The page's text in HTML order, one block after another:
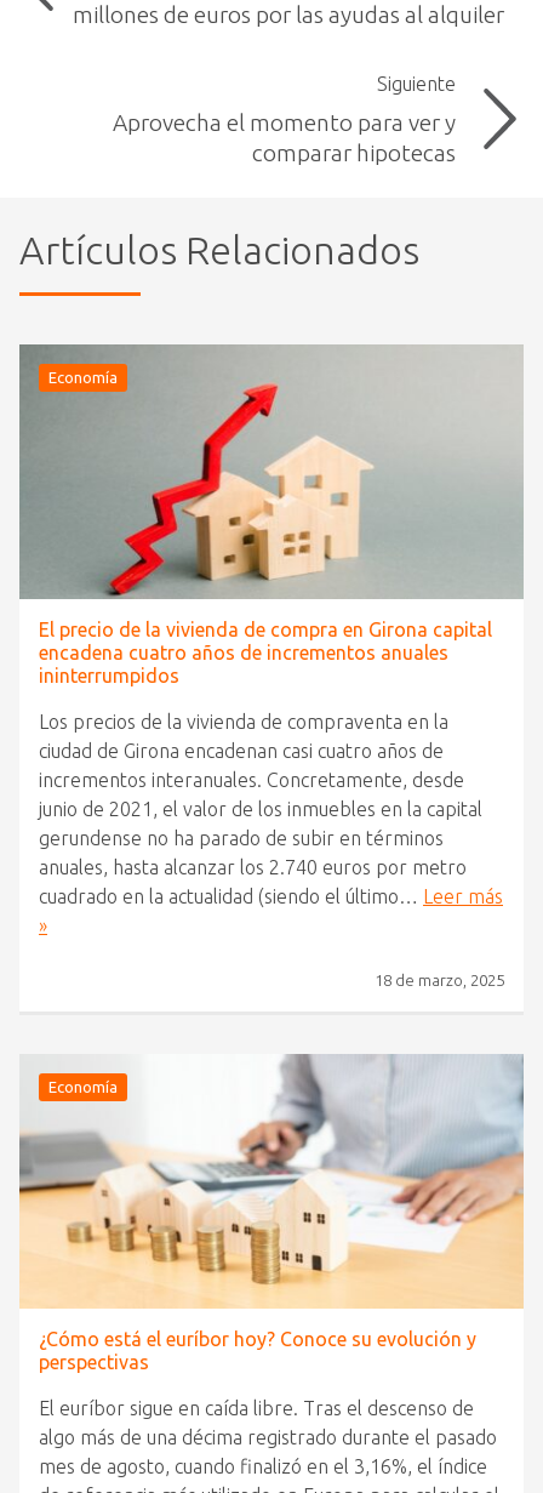
millones de euros por las ayudas al alquiler
Siguiente
Aprovecha el momento para ver y
comparar hipotecas
Artículos Relacionados
Economía
El precio de la vivienda de compra en Girona capital
encadena cuatro años de incrementos anuales
ininterrumpidos
Los precios de la vivienda de compraventa en la
ciudad de Girona encadenan casi cuatro años de
incrementos interanuales. Concretamente, desde
junio de 2021, el valor de los inmuebles en la capital
gerundense no ha parado de subir en términos
anuales, hasta alcanzar los 2.740 euros por metro
cuadrado en la actualidad (siendo el último… Leer más
»
18 de marzo, 2025
Economía
¿Cómo está el euríbor hoy? Conoce su evolución y
perspectivas
El euríbor sigue en caída libre. Tras el descenso de
algo más de una décima registrado durante el pasado
mes de agosto, cuando finalizó en el 3,16%, el índice